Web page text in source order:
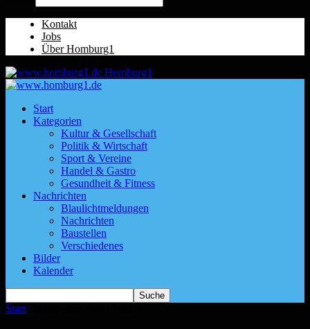
Kontakt
Jobs
Über Homburg1
Homburg1
Start
Kategorien
Kultur & Gesellschaft
Politik & Wirtschaft
Sport & Vereine
Handel & Gastro
Gesundheit & Fitness
Nachrichten
Blaulichtmeldungen
Nachrichten
Baustellen
Verschiedenes
Bilder
Kalender
Start